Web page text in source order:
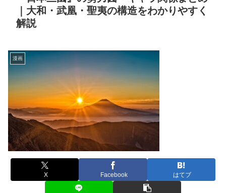
｜大和・武凰・聖夷の構造をわかりやすく
解説
漫画
X Facebook はてブ